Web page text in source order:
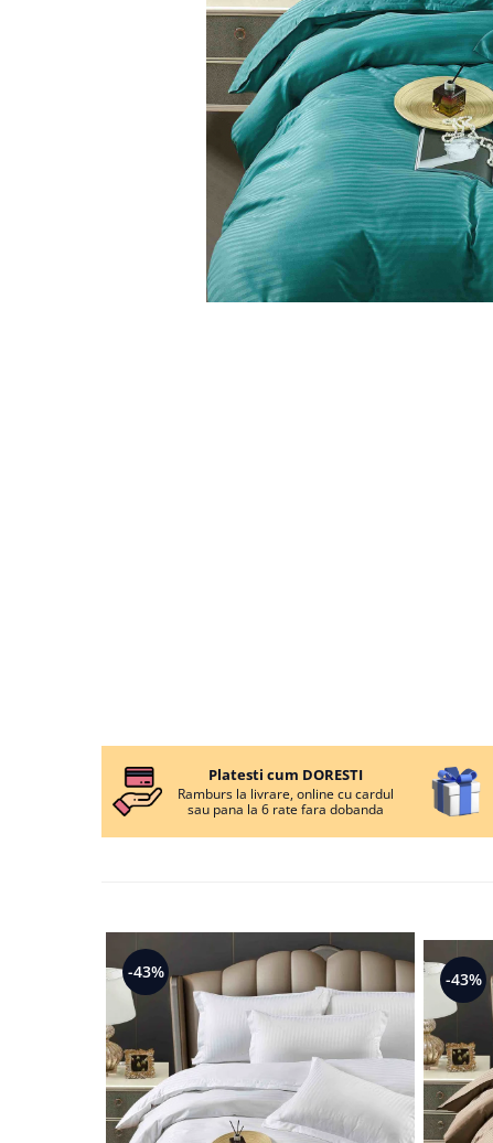
Lenjerii De Pat Creponate
Lenjerii De Pat Bumbac Poplin 2
Lenjerii De Pat Bumbac Poplin,
Lenjerii De Pat Bumbac Satinat 2
Lenjerii De Pat, Finet Premium 3D,
Lenjerii De Pat Damasc 1 Persoana
Platesti cum DORESTI
Ramburs la livrare, online cu cardul
sau pana la 6 rate fara dobanda
-43% -43%